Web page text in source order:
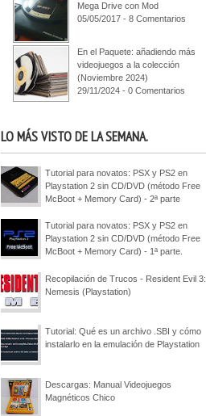
Mega Drive con Mod
05/05/2017 - 8 Comentarios
En el Paquete: añadiendo más
videojuegos a la colección
(Noviembre 2024)
29/11/2024 - 0 Comentarios
LO MÁS VISTO DE LA SEMANA.
Tutorial para novatos: PSX y PS2 en
Playstation 2 sin CD/DVD (método Free
McBoot + Memory Card) - 2ª parte
Tutorial para novatos: PSX y PS2 en
Playstation 2 sin CD/DVD (método Free
McBoot + Memory Card) - 1ª parte.
Recopilación de Trucos - Resident Evil 3:
Nemesis (Playstation)
Tutorial: Qué es un archivo .SBI y cómo
instalarlo en la emulación de Playstation
Descargas: Manual Videojuegos
Magnéticos Chico